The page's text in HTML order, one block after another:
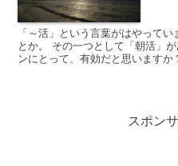
「～活」という言葉がはやって
とか。 その一つとして「朝活」
ンにとって、有効だと思います
スポン